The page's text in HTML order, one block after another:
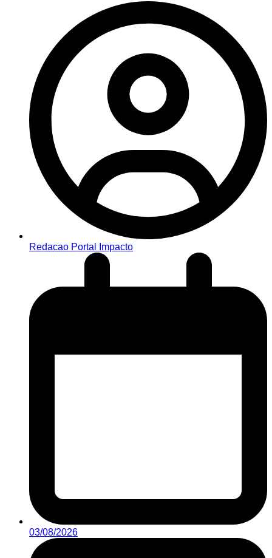
Redacao Portal Impacto
03/08/2026